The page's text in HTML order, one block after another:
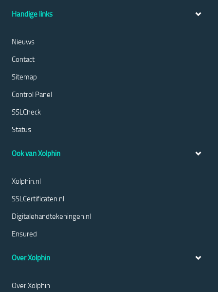
Handige links
Nieuws
Contact
Sitemap
Control Panel
SSLCheck
Status
Ook van Xolphin
Xolphin.nl
SSLCertificaten.nl
Digitalehandtekeningen.nl
Ensured
Over Xolphin
Over Xolphin